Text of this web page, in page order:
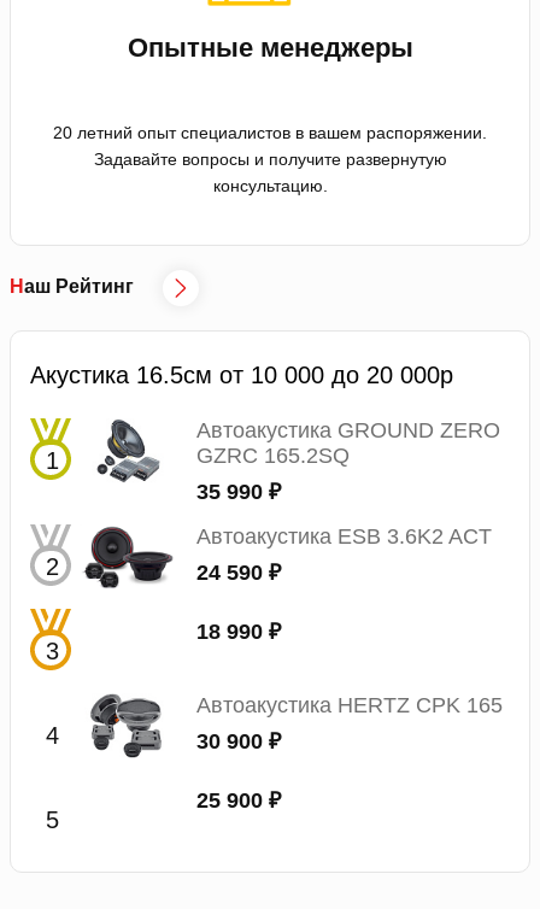
Опытные менеджеры
20 летний опыт специалистов в вашем распоряжении.
Задавайте вопросы и получите развернутую
консультацию.
Наш Рейтинг
Акустика 16.5см от 10 000 до 20 000р
Автоакустика GROUND ZERO
GZRC 165.2SQ
35 990 ₽
Автоакустика ESB 3.6K2 ACT
24 590 ₽
18 990 ₽
Автоакустика HERTZ CPK 165
30 900 ₽
25 900 ₽